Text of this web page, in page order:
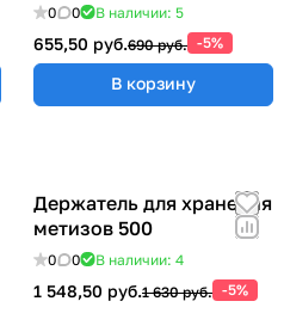
0 0 В наличии: 5
655,50 руб.690 руб. -5%
В корзину
Держатель для хранения
метизов 500
0 0 В наличии: 4
1 548,50 руб.1 630 руб. -5%